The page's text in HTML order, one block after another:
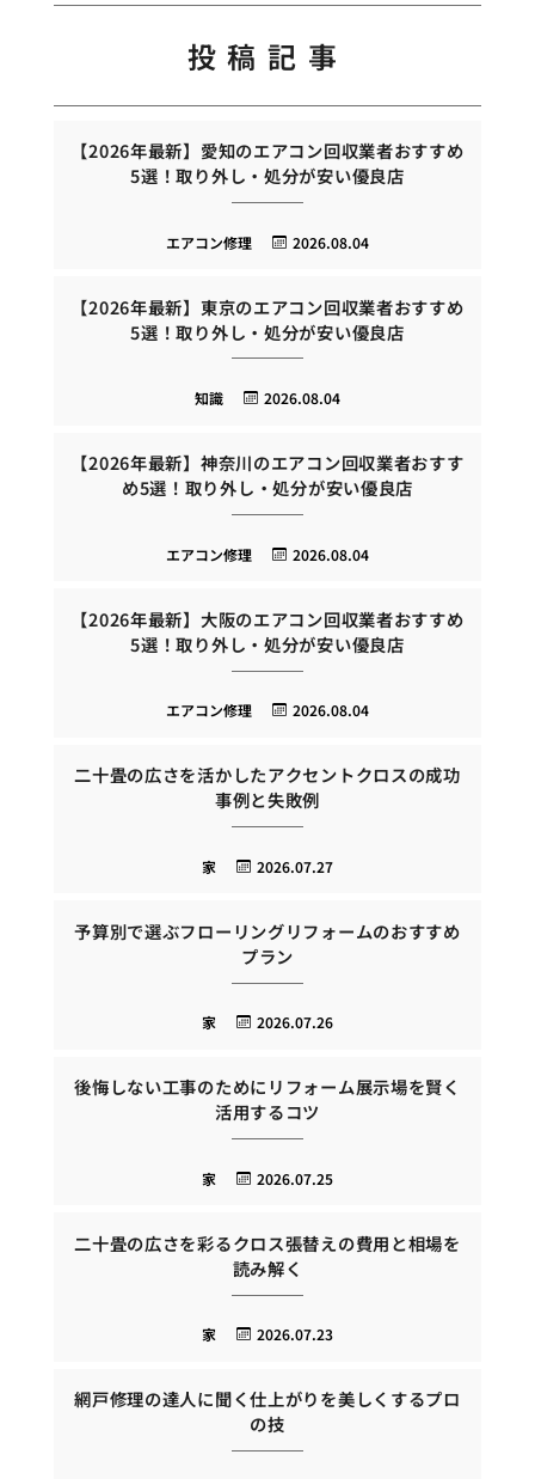
投稿記事
【2026年最新】愛知のエアコン回収業者おすすめ
5選！取り外し・処分が安い優良店
2026.08.04
エアコン修理
【2026年最新】東京のエアコン回収業者おすすめ
5選！取り外し・処分が安い優良店
2026.08.04
知識
【2026年最新】神奈川のエアコン回収業者おすす
め5選！取り外し・処分が安い優良店
2026.08.04
エアコン修理
【2026年最新】大阪のエアコン回収業者おすすめ
5選！取り外し・処分が安い優良店
2026.08.04
エアコン修理
二十畳の広さを活かしたアクセントクロスの成功
事例と失敗例
2026.07.27
家
予算別で選ぶフローリングリフォームのおすすめ
プラン
2026.07.26
家
後悔しない工事のためにリフォーム展示場を賢く
活用するコツ
2026.07.25
家
二十畳の広さを彩るクロス張替えの費用と相場を
読み解く
2026.07.23
家
網戸修理の達人に聞く仕上がりを美しくするプロ
の技